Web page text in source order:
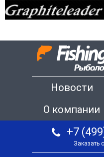
Новости
О компании
+7
Заказать